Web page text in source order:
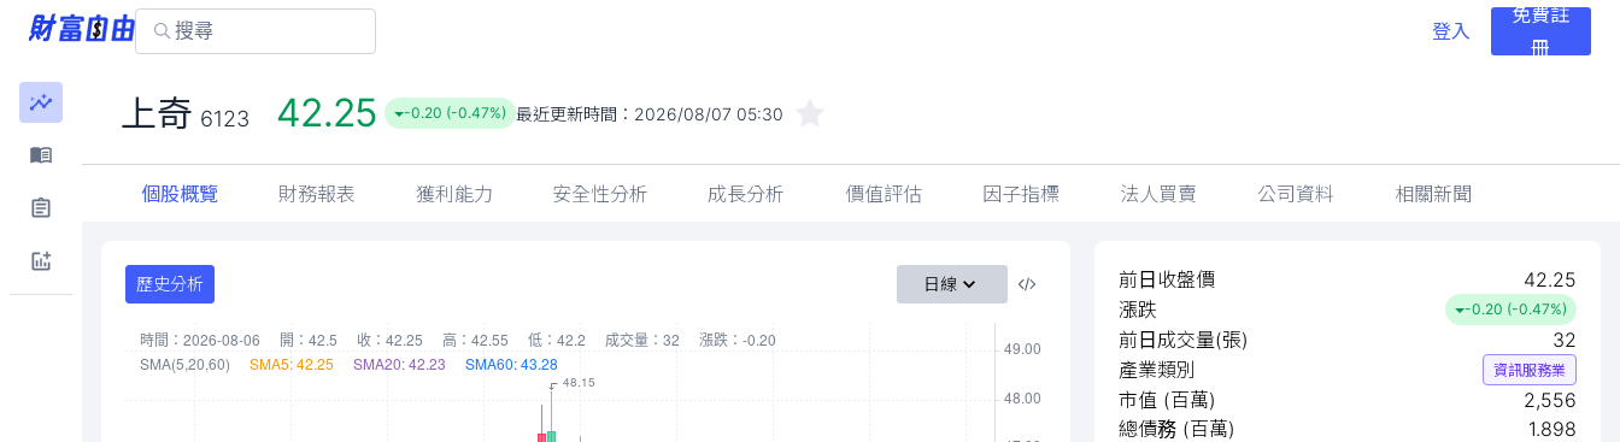
登入
免費註
冊
上奇 6123 42.25 -0.20 (-0.47%) 最近更新時間： 2026/08/07 05:30
個股概覽 財務報表 獲利能力 安全性分析 成長分析 價值評估 因子指標 法人買賣 公司資料 相關新聞
歷史分析 日線 前日收盤價
42.25
漲跌
-0.20 (-0.47%)
前日成交量(張)
32
產業類別
資訊服務業
市值 (百萬)
2,556
總債務 (百萬)
1.898